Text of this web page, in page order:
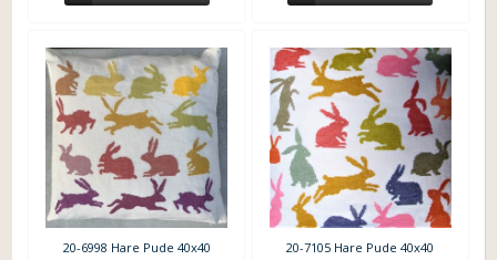
20-6998 Hare Pude 40x40 20-7105 Hare Pude 40x40